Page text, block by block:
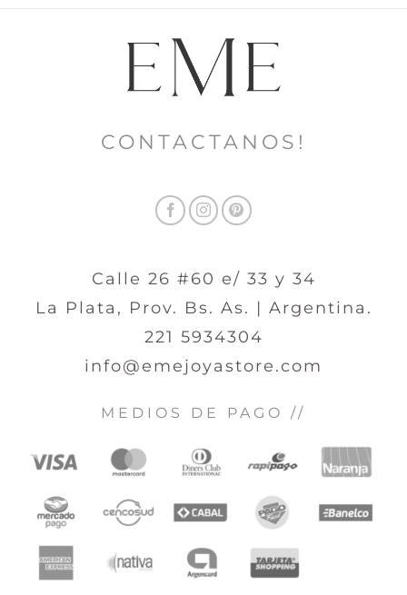
CONTACTANOS!
Calle 26 #60 e/ 33 y 34
La Plata, Prov. Bs. As. | Argentina.
221 5934304
info@emejoyastore.com
MEDIOS DE PAGO //